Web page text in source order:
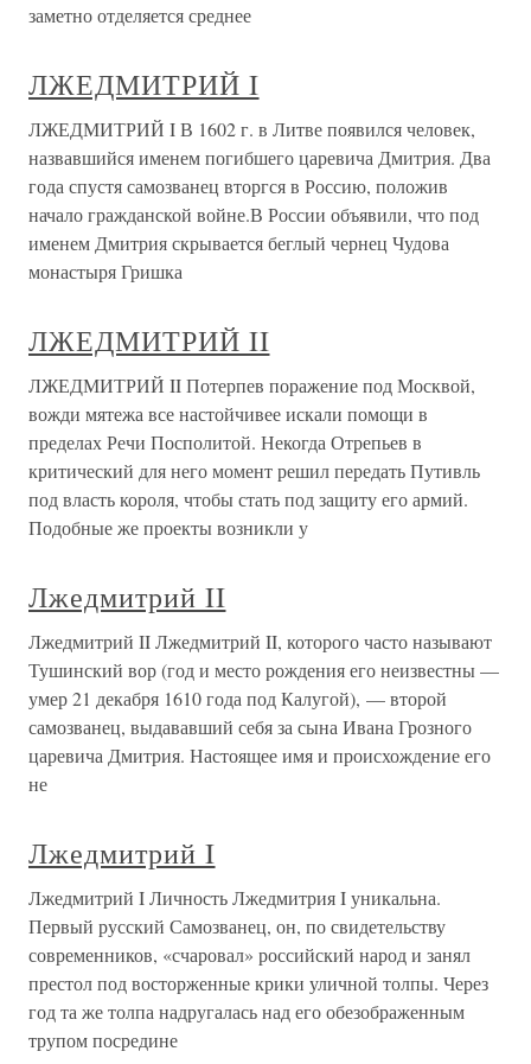
заметно отделяется среднее
ЛЖЕДМИТРИЙ I
ЛЖЕДМИТРИЙ I В 1602 г. в Литве появился человек,
назвавшийся именем погибшего царевича Дмитрия. Два
года спустя самозванец вторгся в Россию, положив
начало гражданской войне.В России объявили, что под
именем Дмитрия скрывается беглый чернец Чудова
монастыря Гришка
ЛЖЕДМИТРИЙ II
ЛЖЕДМИТРИЙ II Потерпев поражение под Москвой,
вожди мятежа все настойчивее искали помощи в
пределах Речи Посполитой. Некогда Отрепьев в
критический для него момент решил передать Путивль
под власть короля, чтобы стать под защиту его армий.
Подобные же проекты возникли у
Лжедмитрий II
Лжедмитрий II Лжедмитрий II, которого часто называют
Тушинский вор (год и место рождения его неизвестны —
умер 21 декабря 1610 года под Калугой), — второй
самозванец, выдававший себя за сына Ивана Грозного
царевича Дмитрия. Настоящее имя и происхождение его
не
Лжедмитрий I
Лжедмитрий I Личность Лжедмитрия I уникальна.
Первый русский Самозванец, он, по свидетельству
современников, «счаровал» российский народ и занял
престол под восторженные крики уличной толпы. Через
год та же толпа надругалась над его обезображенным
трупом посредине